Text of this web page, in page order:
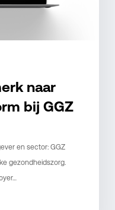
naar
bij GGZ
en sector: GGZ
gezondheidszorg.